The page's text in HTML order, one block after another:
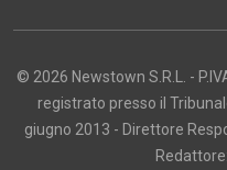
© 2026 Newstown S.R.L. -
registrato presso il
giugno 2013 - Direttore